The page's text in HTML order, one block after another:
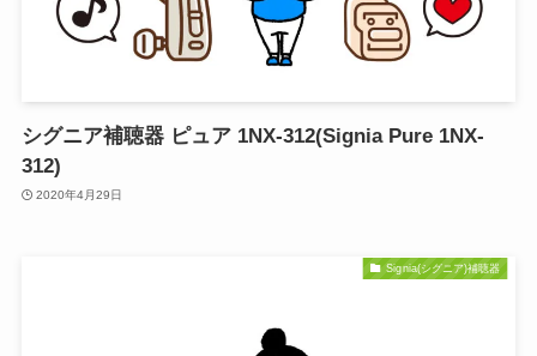
シグニア補聴器 ピュア 1NX-312(Signia Pure 1NX-
312)
2020年4月29日
Signia(シグニア)補聴器